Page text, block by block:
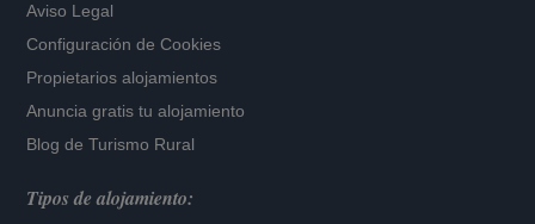
Aviso Legal
Configuración de Cookies
Propietarios alojamientos
Anuncia gratis tu alojamiento
Blog de Turismo Rural
Tipos de alojamiento: